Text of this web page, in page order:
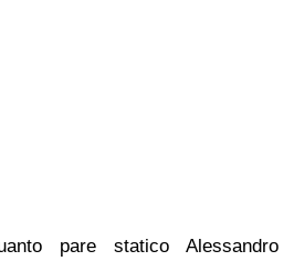
pare statico Alessandro